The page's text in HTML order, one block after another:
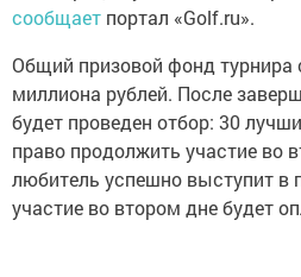
сообщает портал «Golf.ru».
Общий призовой фонд турнира
миллиона рублей. После
будет проведен отбор: 30
право продолжить участие во
любитель успешно выступит в
участие во втором дне будет